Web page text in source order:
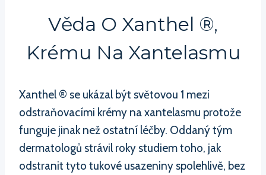
Věda O Xanthel ®,
Krému Na Xantelasmu
Xanthel ® se ukázal být světovou 1 mezi
odstraňovacími krémy na xantelasmu protože
funguje jinak než ostatní léčby. Oddaný tým
dermatologů strávil roky studiem toho, jak
odstranit tyto tukové usazeniny spolehlivě, bez